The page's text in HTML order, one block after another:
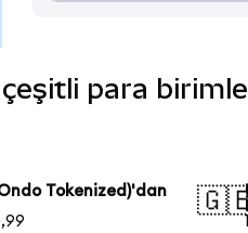
para
Tokenized)'dan